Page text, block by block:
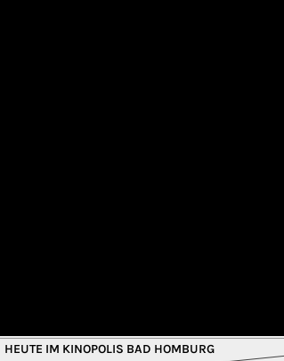
HEUTE IM KINOPOLIS BAD HOMBURG